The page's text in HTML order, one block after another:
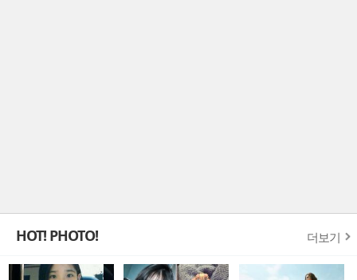
HOT! PHOTO! 더보기